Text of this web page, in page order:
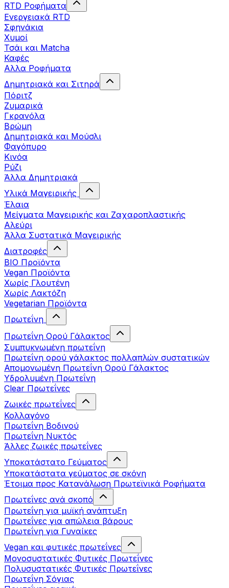
RTD Ροφήματα
Ενεργειακά RTD
Σφηνάκια
Χυμοί
Τσάι και Matcha
Καφές
Αλλα Ροφήματα
Δημητριακά και Σιτηρά
Πόριτζ
Ζυμαρικά
Γκρανόλα
Βρώμη
Δημητριακά και Μούσλι
Φαγόπυρο
Κινόα
Ρύζι
Άλλα Δημητριακά
Υλικά Μαγειρικής
Έλαια
Μείγματα Μαγειρικής και Ζαχαροπλαστικής
Αλεύρι
Άλλα Συστατικά Μαγειρικής
Διατροφές
BIO Προϊόντα
Vegan Προϊόντα
Χωρίς Γλουτένη
Χωρίς Λακτόζη
Vegetarian Προϊόντα
Πρωτεΐνη
Πρωτεΐνη Ορού Γάλακτος
Συμπυκνωμένη πρωτεΐνη
Πρωτεΐνη ορού γάλακτος πολλαπλών συστατικών
Απομονωμένη Πρωτεΐνη Ορού Γάλακτος
Υδρολυμένη Πρωτεΐνη
Clear Πρωτεΐνες
Ζωικές πρωτεΐνες
Κολλαγόνο
Πρωτεΐνη Βοδινού
Πρωτεΐνη Νυκτός
Άλλες ζωικές πρωτεΐνες
Υποκατάστατο Γεύματος
Υποκατάστατα γεύματος σε σκόνη
Έτοιμα προς Κατανάλωση Πρωτεϊνικά Ροφήματα
Πρωτεΐνες ανά σκοπό
Πρωτεΐνη για μυϊκή ανάπτυξη
Πρωτεΐνες για απώλεια βάρους
Πρωτεΐνη για Γυναίκες
Vegan και φυτικές πρωτεΐνες
Μονοσυστατικές Φυτικές Πρωτεΐνες
Πολυσυστατικές Φυτικές Πρωτεΐνες
Πρωτεΐνη Σόγιας